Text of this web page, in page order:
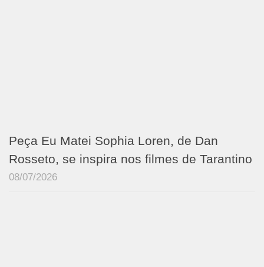
Peça Eu Matei Sophia Loren, de Dan
Rosseto, se inspira nos filmes de Tarantino
08/07/2026